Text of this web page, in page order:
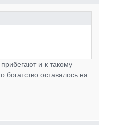
и к такому
богатство оставалось на